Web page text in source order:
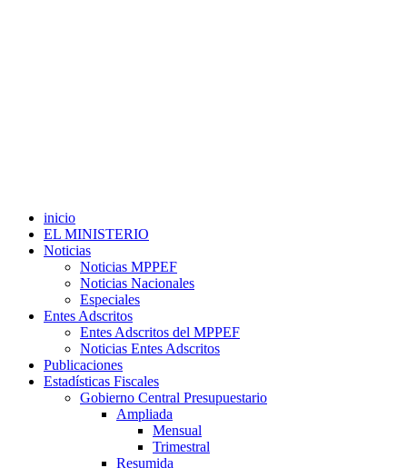
inicio
EL MINISTERIO
Noticias
Noticias MPPEF
Noticias Nacionales
Especiales
Entes Adscritos
Entes Adscritos del MPPEF
Noticias Entes Adscritos
Publicaciones
Estadísticas Fiscales
Gobierno Central Presupuestario
Ampliada
Mensual
Trimestral
Resumida